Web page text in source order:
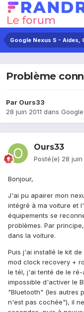
Google Nexus S - Aides,
Problème
Par Ours33
28 juin 2011 dans
Ours33
Posté(e) 28 juin
Bonjour,
J'ai pu apairer mon
intégré à ma voiture et
équipements se
problèmes. Par
dans la voiture.
Puis j'ai installé le kit
mod clock recovery +
le tél, j'ai tenté de le
impossible d'activer le
"Bluetooth" (les autres
n'est pas cochée"), il